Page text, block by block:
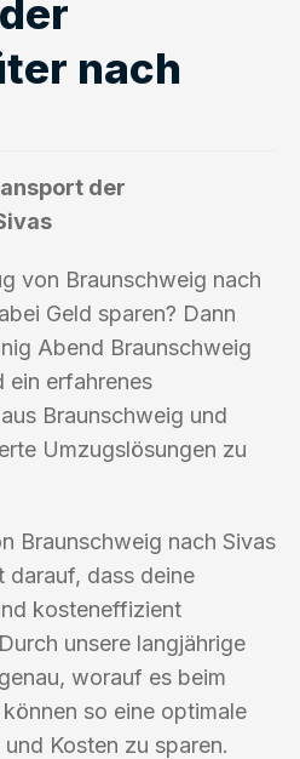
nach
der
von Braunschweig nach
Geld sparen? Dann
Abend Braunschweig
ein erfahrenes
Braunschweig und
Umzugslösungen zu
Braunschweig nach Sivas
darauf, dass deine
kosteneffizient
unsere langjährige
worauf es beim
so eine optimale
Kosten zu sparen.